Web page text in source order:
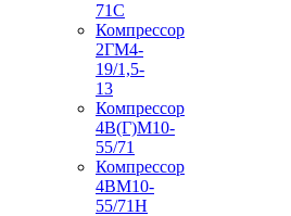
71С
Компрессор
2ГМ4-
19/1,5-
13
Компрессор
4В(Г)М10-
55/71
Компрессор
4ВМ10-
55/71Н